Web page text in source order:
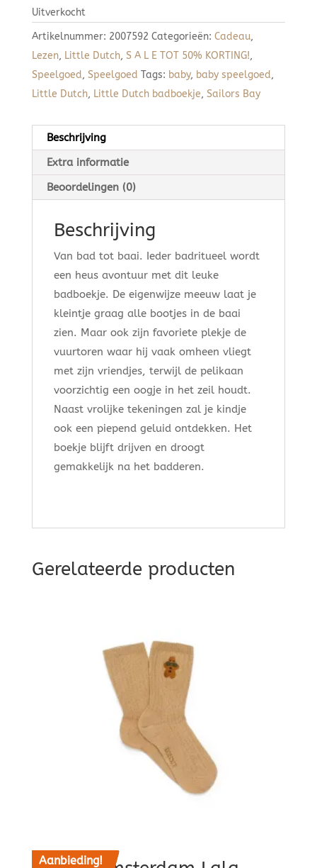
Uitverkocht
Artikelnummer: 2007592 Categorieën: Cadeau,
Lezen, Little Dutch, S A L E TOT 50% KORTING!,
Speelgoed, Speelgoed Tags: baby, baby speelgoed,
Little Dutch, Little Dutch badboekje, Sailors Bay
Beschrijving
Extra informatie
Beoordelingen (0)
Beschrijving
Van bad tot baai. Ieder badritueel wordt
een heus avontuur met dit leuke
badboekje. De eigenwijze meeuw laat je
kleintje graag alle bootjes in de baai
zien. Maar ook zijn favoriete plekje de
vuurtoren waar hij vaak omheen vliegt
met zijn vriendjes, terwijl de pelikaan
voorzichtig een oogje in het zeil houdt.
Naast vrolijke tekeningen zal je kindje
ook een piepend geluid ontdekken. Het
boekje blijft drijven en droogt
gemakkelijk na het badderen.
Gerelateerde producten
Aanbieding!